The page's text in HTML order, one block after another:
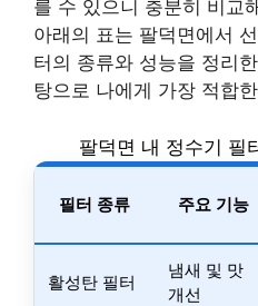
를 수 있으니 충분히 비교
아래의 표는 팔덕면에서
터의 종류와 성능을 정리
탕으로 나에게 가장 적합
팔덕면 내 정수기 필
필터 종류 주요 기능
활성탄 필터
냄새 및 맛
개선